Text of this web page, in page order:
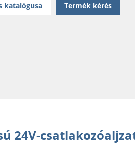
katalógusa Termék kérés
24V-